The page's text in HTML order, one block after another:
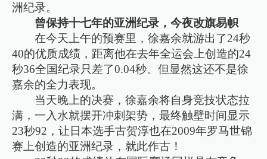
洲纪录。
曾保持十七年的亚洲纪录，今夜改旗易帜
在今天上午的预赛里，徐嘉余就游出了24秒
40的优质成绩，距离他在去年全运会上创造的24
秒36全国纪录只差了0.04秒。但显然这还不是徐
嘉余的全力表现。
当天晚上的决赛，徐嘉余将自身竞技状态拉
满，一入水就摆开冲刺架势，最终触壁时间显示
23秒92，让日本选手古贺淳也在2009年罗马世锦
赛上创造的亚洲纪录，就此作古！